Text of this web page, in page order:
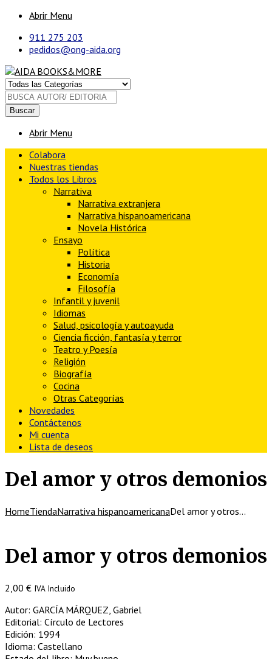
Abrir Menu
911 275 203
pedidos@ong-aida.org
Buscar
Abrir Menu
Colabora
Nuestras tiendas
Todos los Libros
Narrativa
Narrativa extranjera
Narrativa hispanoamericana
Novela Histórica
Ensayo
Política
Historia
Economía
Filosofía
Infantil y juvenil
Idiomas
Salud, psicología y autoayuda
Ciencia ficción, fantasía y terror
Teatro y Poesía
Religión
Biografía
Cocina
Otras Categorías
Novedades
Contáctenos
Mi cuenta
Lista de deseos
Del amor y otros demonios
HomeTiendaNarrativa hispanoamericanaDel amor y otros…
Del amor y otros demonios
2,00 € IVA Incluido
Autor: GARCÍA MÁRQUEZ, Gabriel
Editorial: Círculo de Lectores
Edición: 1994
Idioma: Castellano